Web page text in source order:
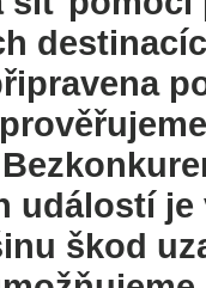
událostí
škod